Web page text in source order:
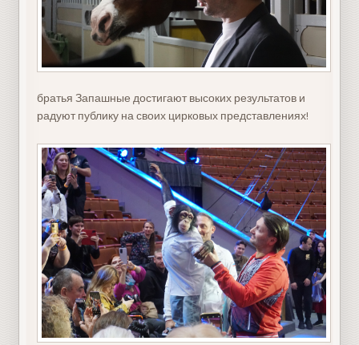
братья Запашные достигают высоких результатов и
радуют публику на своих цирковых представлениях!